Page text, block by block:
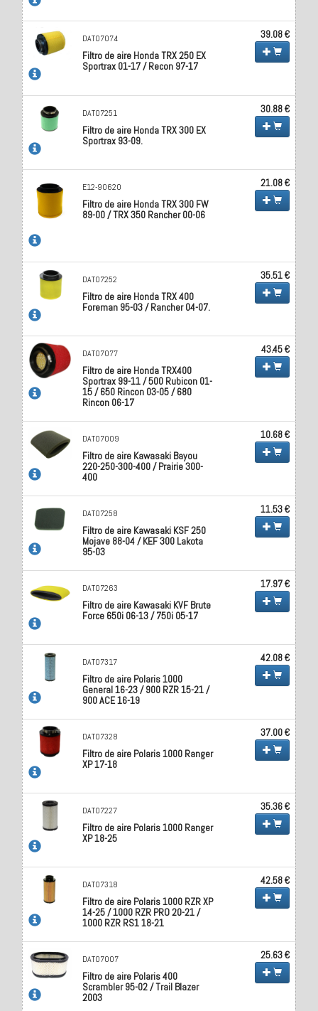
DAT07074
Filtro de aire Honda TRX 250 EX
Sportrax 01-17 / Recon 97-17
39.08 €
DAT07251
Filtro de aire Honda TRX 300 EX
Sportrax 93-09.
30.88 €
E12-90620
Filtro de aire Honda TRX 300 FW
89-00 / TRX 350 Rancher 00-06
21.08 €
DAT07252
Filtro de aire Honda TRX 400
Foreman 95-03 / Rancher 04-07.
35.51 €
DAT07077
Filtro de aire Honda TRX400
Sportrax 99-11 / 500 Rubicon 01-
15 / 650 Rincon 03-05 / 680
Rincon 06-17
43.45 €
DAT07009
Filtro de aire Kawasaki Bayou
220-250-300-400 / Prairie 300-
400
10.68 €
DAT07258
Filtro de aire Kawasaki KSF 250
Mojave 88-04 / KEF 300 Lakota
95-03
11.53 €
DAT07263
Filtro de aire Kawasaki KVF Brute
Force 650i 06-13 / 750i 05-17
17.97 €
DAT07317
Filtro de aire Polaris 1000
General 16-23 / 900 RZR 15-21 /
900 ACE 16-19
42.08 €
DAT07328
Filtro de aire Polaris 1000 Ranger
XP 17-18
37.00 €
DAT07227
Filtro de aire Polaris 1000 Ranger
XP 18-25
35.36 €
DAT07318
Filtro de aire Polaris 1000 RZR XP
14-25 / 1000 RZR PRO 20-21 /
1000 RZR RS1 18-21
42.58 €
DAT07007
Filtro de aire Polaris 400
Scrambler 95-02 / Trail Blazer
2003
25.63 €